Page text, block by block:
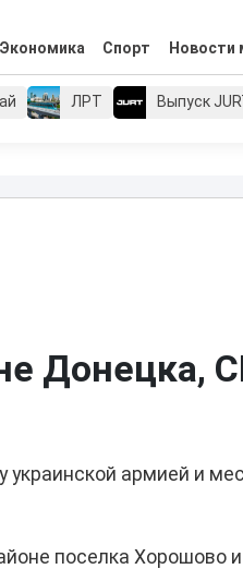
Экономика Спорт Новости
ЛРТ Выпуск
Донецка,
украинской армией и
поселка Хорошово